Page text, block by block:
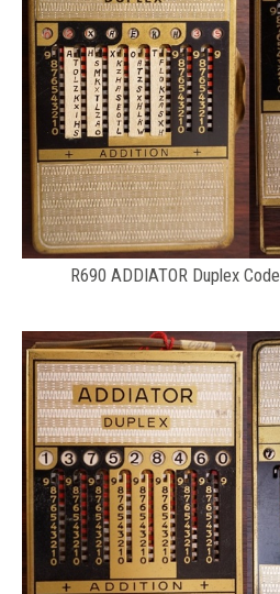
R690 ADDIATOR Duplex